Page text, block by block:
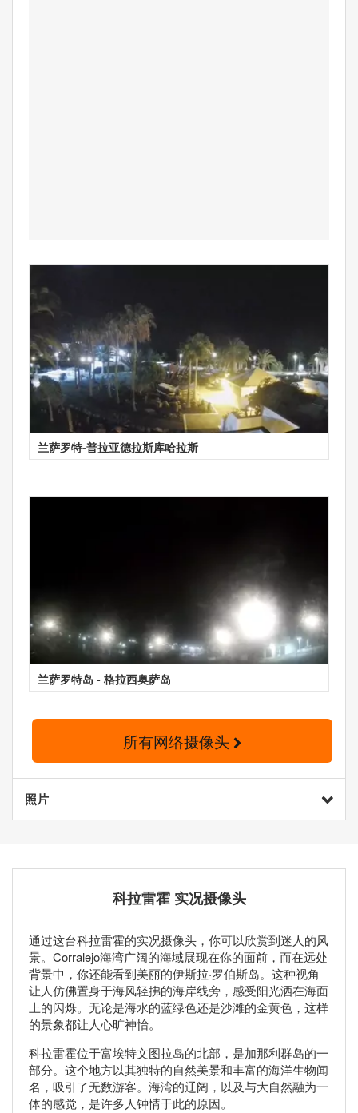
兰萨罗特-普拉亚德拉斯库哈拉斯
兰萨罗特岛 - 格拉西奥萨岛
所有网络摄像头
照片
科拉雷霍 实况摄像头
通过这台科拉雷霍的实况摄像头，你可以欣赏到迷人的风
景。Corralejo海湾广阔的海域展现在你的面前，而在远处
背景中，你还能看到美丽的伊斯拉·罗伯斯岛。这种视角
让人仿佛置身于海风轻拂的海岸线旁，感受阳光洒在海面
上的闪烁。无论是海水的蓝绿色还是沙滩的金黄色，这样
的景象都让人心旷神怡。
科拉雷霍位于富埃特文图拉岛的北部，是加那利群岛的一
部分。这个地方以其独特的自然美景和丰富的海洋生物闻
名，吸引了无数游客。海湾的辽阔，以及与大自然融为一
体的感觉，是许多人钟情于此的原因。